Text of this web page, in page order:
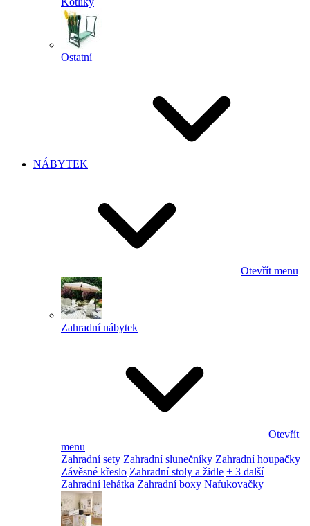
Ostatní
NÁBYTEK
Otevřít menu
Zahradní nábytek
Otevřít
menu
Zahradní sety Zahradní slunečníky Zahradní houpačky
Závěsné křeslo Zahradní stoly a židle + 3 další
Zahradní lehátka Zahradní boxy Nafukovačky